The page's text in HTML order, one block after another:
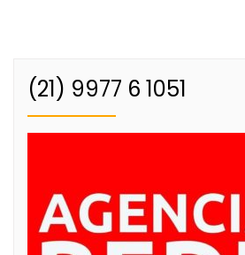
(21) 9977 6 1051